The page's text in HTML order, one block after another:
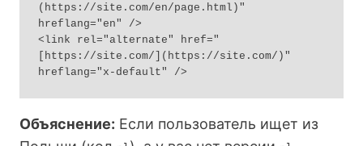
(https://site.com/en/page.html)"
hreflang="en" />
<link rel="alternate" href="
[https://site.com/](https://site.com/)"
Объяснение: Если пользователь ищет из